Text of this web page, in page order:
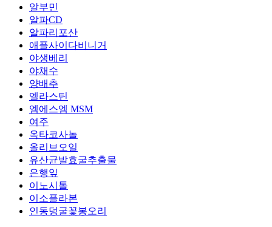
알부민
알파CD
알파리포산
애플사이다비니거
야생베리
야채수
양배추
엘라스틴
엠에스엠 MSM
여주
옥타코사놀
올리브오일
유산균발효굴추출물
은행잎
이노시톨
이소플라본
인동덩굴꽃봉오리